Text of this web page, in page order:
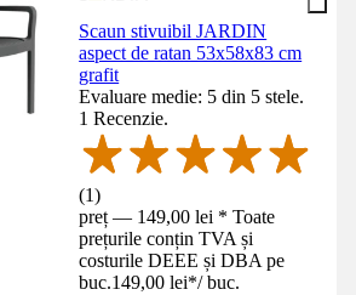
Scaun stivuibil JARDIN
aspect de ratan 53x58x83 cm
grafit
Evaluare medie: 5 din 5 stele.
1 Recenzie.
(1)
preț — 149,00 lei * Toate
prețurile conțin TVA și
costurile DEEE și DBA pe
buc.149,00 lei*/ buc.